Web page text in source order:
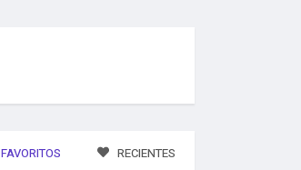
FAVORITOS RECIENTES